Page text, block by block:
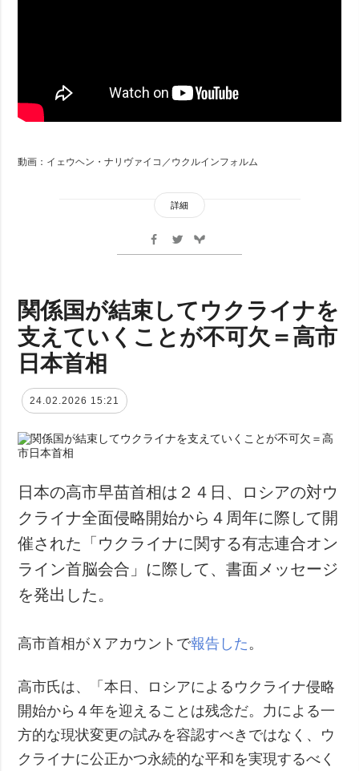
動画：イェウヘン・ナリヴァイコ／ウクルインフォルム
詳細
関係国が結束してウクライナを
支えていくことが不可欠＝高市
日本首相
24.02.2026 15:21
日本の高市早苗首相は２４日、ロシアの対ウ
クライナ全面侵略開始から４周年に際して開
催された「ウクライナに関する有志連合オン
ライン首脳会合」に際して、書面メッセージ
を発出した。
高市首相がＸアカウントで報告した 。
高市氏は、「本日、ロシアによるウクライナ侵略
開始から４年を迎えることは残念だ。力による一
方的な現状変更の試みを容認すべきではなく、ウ
クライナに公正かつ永続的な平和を実現するべく